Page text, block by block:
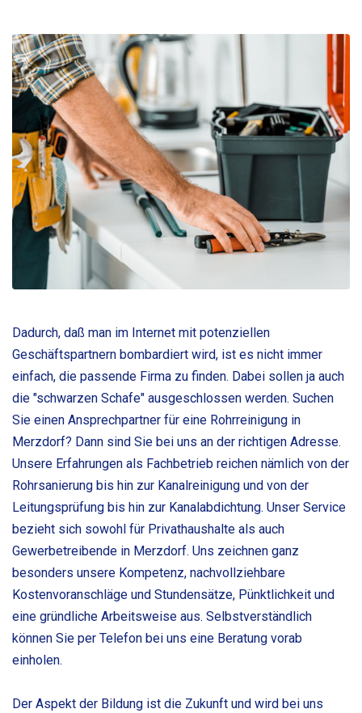
Dadurch, daß man im Internet mit potenziellen
Geschäftspartnern bombardiert wird, ist es nicht immer
einfach, die passende Firma zu finden. Dabei sollen ja auch
die "schwarzen Schafe" ausgeschlossen werden. Suchen
Sie einen Ansprechpartner für eine Rohrreinigung in
Merzdorf? Dann sind Sie bei uns an der richtigen Adresse.
Unsere Erfahrungen als Fachbetrieb reichen nämlich von der
Rohrsanierung bis hin zur Kanalreinigung und von der
Leitungsprüfung bis hin zur Kanalabdichtung. Unser Service
bezieht sich sowohl für Privathaushalte als auch
Gewerbetreibende in Merzdorf. Uns zeichnen ganz
besonders unsere Kompetenz, nachvollziehbare
Kostenvoranschläge und Stundensätze, Pünktlichkeit und
eine gründliche Arbeitsweise aus. Selbstverständlich
können Sie per Telefon bei uns eine Beratung vorab
einholen.
Der Aspekt der Bildung ist die Zukunft und wird bei uns